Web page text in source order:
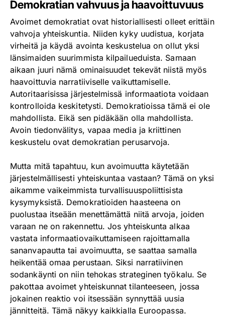
Demokratian vahvuus ja haavoittuvuus
Avoimet demokratiat ovat historiallisesti olleet erittäin
vahvoja yhteiskuntia. Niiden kyky uudistua, korjata
virheitä ja käydä avointa keskustelua on ollut yksi
länsimaiden suurimmista kilpailueduista. Samaan
aikaan juuri nämä ominaisuudet tekevät niistä myös
haavoittuvia narratiiviselle vaikuttamiselle.
Autoritaarisissa järjestelmissä informaatiota voidaan
kontrolloida keskitetysti. Demokratioissa tämä ei ole
mahdollista. Eikä sen pidäkään olla mahdollista.
Avoin tiedonvälitys, vapaa media ja kriittinen
keskustelu ovat demokratian perusarvoja.
Mutta mitä tapahtuu, kun avoimuutta käytetään
järjestelmällisesti yhteiskuntaa vastaan? Tämä on yksi
aikamme vaikeimmista turvallisuuspoliittisista
kysymyksistä. Demokratioiden haasteena on
puolustaa itseään menettämättä niitä arvoja, joiden
varaan ne on rakennettu. Jos yhteiskunta alkaa
vastata informaatiovaikuttamiseen rajoittamalla
sananvapautta tai avoimuutta, se saattaa samalla
heikentää omaa perustaan. Siksi narratiivinen
sodankäynti on niin tehokas strateginen työkalu. Se
pakottaa avoimet yhteiskunnat tilanteeseen, jossa
jokainen reaktio voi itsessään synnyttää uusia
jännitteitä. Tämä näkyy kaikkialla Euroopassa.